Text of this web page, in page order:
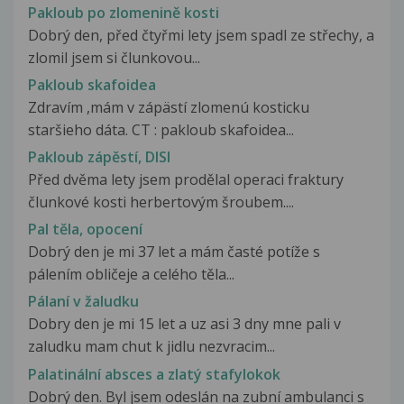
Pakloub po zlomenině kosti
Dobrý den, před čtyřmi lety jsem spadl ze střechy, a
zlomil jsem si člunkovou...
Pakloub skafoidea
Zdravím ,mám v zápästí zlomenú kosticku
staršieho dáta. CT : pakloub skafoidea...
Pakloub zápěstí, DISI
Před dvěma lety jsem prodělal operaci fraktury
člunkové kosti herbertovým šroubem....
Pal těla, opocení
Dobrý den je mi 37 let a mám časté potíže s
pálením obličeje a celého těla...
Pálaní v žaludku
Dobry den je mi 15 let a uz asi 3 dny mne pali v
zaludku mam chut k jidlu nezvracim...
Palatinální absces a zlatý stafylokok
Dobrý den. Byl jsem odeslán na zubní ambulanci s